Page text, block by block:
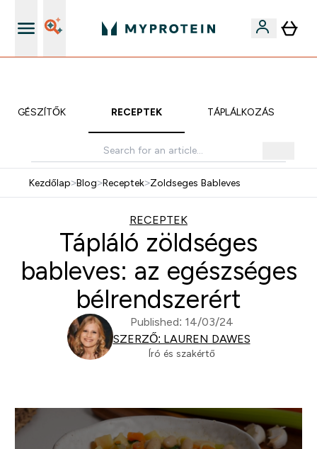
KIEGÉSZÍTŐK RECEPTEK TÁPLÁLKOZÁS
Kezdőlap>Blog>Receptek>Zoldseges Bableves
RECEPTEK
Tápláló zöldséges
bableves: az egészséges
bélrendszerért
Published: 14/03/24
SZERZŐ: LAUREN DAWES
Író és szakértő